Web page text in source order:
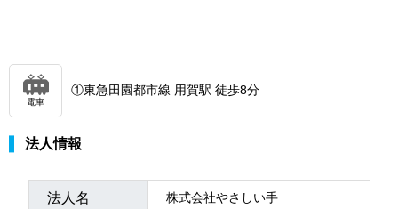
電車
①東急田園都市線 用賀駅 徒歩8分
法人情報
法人名 株式会社やさしい手